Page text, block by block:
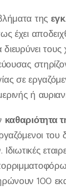
της
έχει
διευρύνει
σε
ή
καθαριότητα
Ιδιωτικές
100